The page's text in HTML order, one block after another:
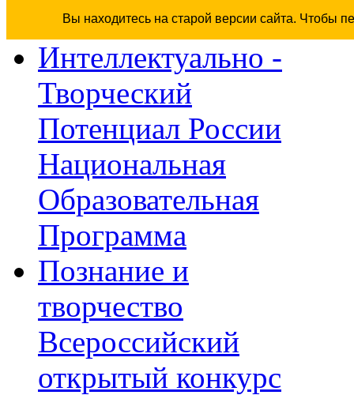
Вы находитесь на старой версии сайта. Чтобы
Интеллектуально -
Творческий
Потенциал России
Национальная
Образовательная
Программа
Познание и
творчество
Всероссийский
открытый конкурс